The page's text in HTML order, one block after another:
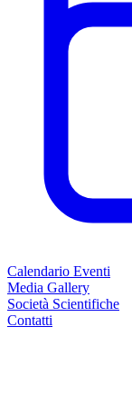
Calendario Eventi
Media Gallery
Società Scientifiche
Contatti